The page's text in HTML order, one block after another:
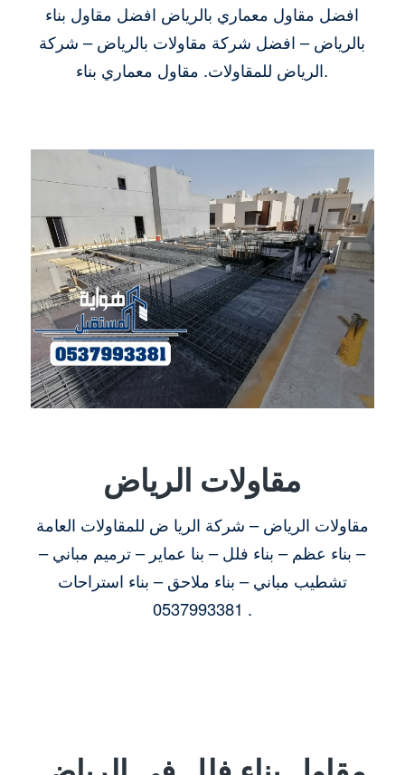
افضل مقاول معماري بالرياض افضل مقاول بناء
بالرياض – افضل شركة مقاولات بالرياض – شركة
الرياض للمقاولات. مقاول معماري بناء.
مقاولات الرياض
مقاولات الرياض – شركة الريا ض للمقاولات العامة
– بناء عظم – بناء فلل – بنا عماير – ترميم مباني –
تشطيب مباني – بناء ملاحق – بناء استراحات
0537993381 .